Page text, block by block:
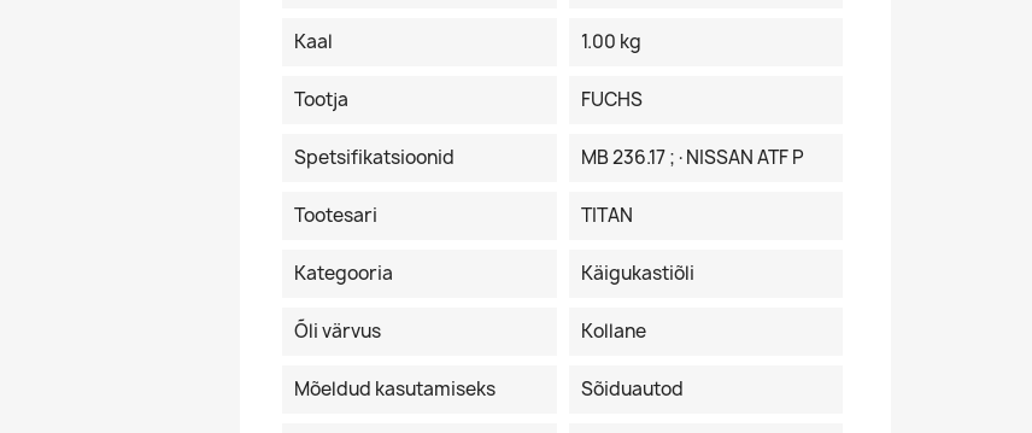
Kaal 1.00 kg
Tootja FUCHS
Spetsifikatsioonid MB 236.17 ;·NISSAN ATF P
Tootesari TITAN
Kategooria Käigukastiõli
Õli värvus Kollane
Mõeldud kasutamiseks Sõiduautod